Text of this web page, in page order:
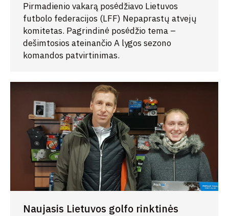
Pirmadienio vakarą posėdžiavo Lietuvos
futbolo federacijos (LFF) Nepaprastų atvejų
komitetas. Pagrindinė posėdžio tema –
dešimtosios ateinančio A lygos sezono
komandos patvirtinimas.
Naujasis Lietuvos golfo rinktinės